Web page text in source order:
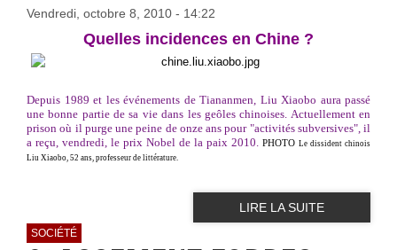
Vendredi, octobre 8, 2010 - 14:22
Quelles incidences en Chine ?
Depuis 1989 et les événements de Tiananmen, Liu Xiaobo aura passé
une bonne partie de sa vie dans les geôles chinoises. Actuellement en
prison où il purge une peine de onze ans pour "activités subversives", il
a reçu, vendredi, le prix Nobel de la paix 2010.
PHOTO Le dissident chinois
Liu Xiaobo, 52 ans, professeur de littérature.
LIRE LA SUITE
SOCIÉTÉ